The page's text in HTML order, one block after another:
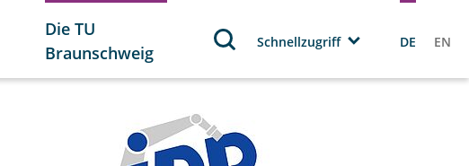
Die TU
Braunschweig
Schnellzugriff DE EN